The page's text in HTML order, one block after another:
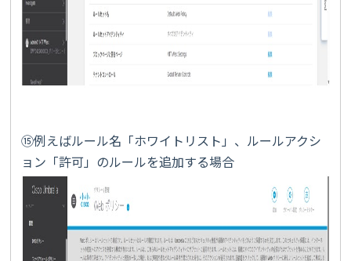
⑮例えばルール名「ホワイトリスト」、ルールアクシ
ョン「許可」のルールを追加する場合